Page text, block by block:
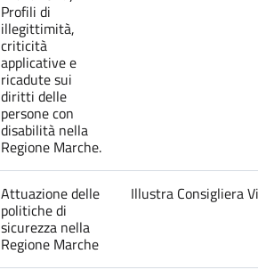
Profili di
illegittimità,
criticità
applicative e
ricadute sui
diritti delle
persone con
disabilità nella
Regione Marche.
Attuazione delle
politiche di
sicurezza nella
Regione Marche
Illustra Consigliera